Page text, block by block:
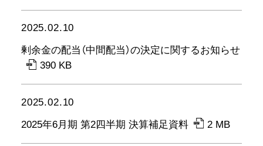
2025.02.10
剰余金の配当（中間配当）の決定に関するお知らせ
390 KB
2025.02.10
2025年6月期 第2四半期 決算補足資料
2 MB